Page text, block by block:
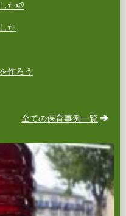
た🍉
た
作ろう
全ての保育事例一覧